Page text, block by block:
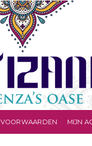
VOORWAARDEN MIJN